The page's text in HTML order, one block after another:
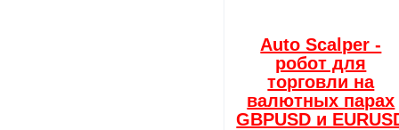
Auto Scalper -
робот для
торговли на
валютных парах
GBPUSD и